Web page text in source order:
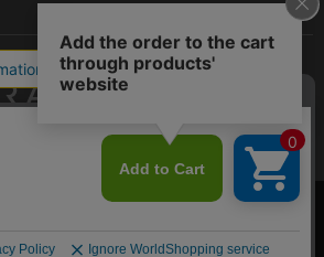
ンドのユーズド・セレクトショップ
ALLEY CO., LTD. ALL RIGHTS RESERVED.